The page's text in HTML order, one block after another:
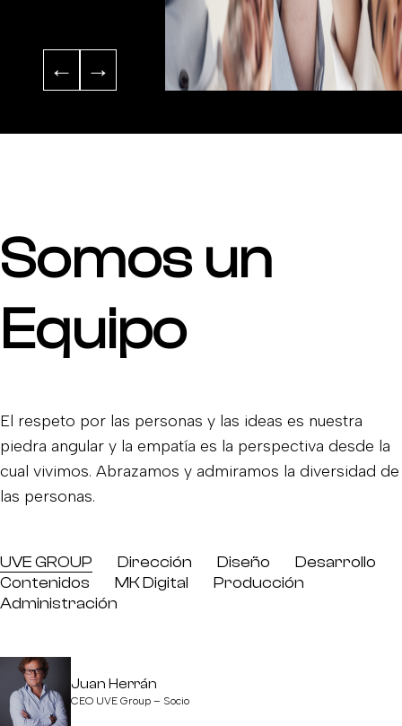
← →
Somos un
Equipo
El respeto por las personas y las ideas es nuestra
piedra angular y la empatía es la perspectiva desde la
cual vivimos. Abrazamos y admiramos la diversidad de
las personas.
UVE GROUP Dirección Diseño
Desarrollo
Contenidos
MK Digital
Producción
Administración
Juan Herrán
CEO UVE Group – Socio